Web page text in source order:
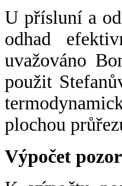
U přísluní a
odhad
uvažováno
použit
plochou
Výpočet